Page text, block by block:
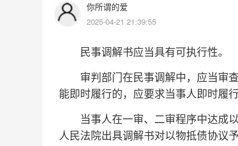
你所谓的爱
2025-04-21 21:39:55
民事调解书应当具有可执行性。
审判部门在民事调解中，应当审查
能即时履行的，应要求当事人即时履行
当事人在一审、二审程序中达成以
人民法院出具调解书对以物抵债协议